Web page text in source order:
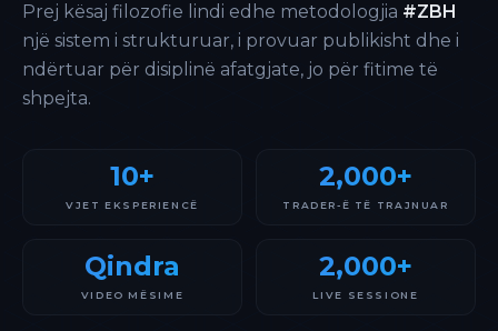
Prej kësaj filozofie lindi edhe metodologjia #ZBH
një sistem i strukturuar, i provuar publikisht dhe i
ndërtuar për disiplinë afatgjate, jo për fitime të
shpejta.
10+
VJET EKSPERIENCË
2,000+
TRADER-Ë TË TRAJNUAR
Qindra
VIDEO MËSIME
2,000+
LIVE SESSIONE